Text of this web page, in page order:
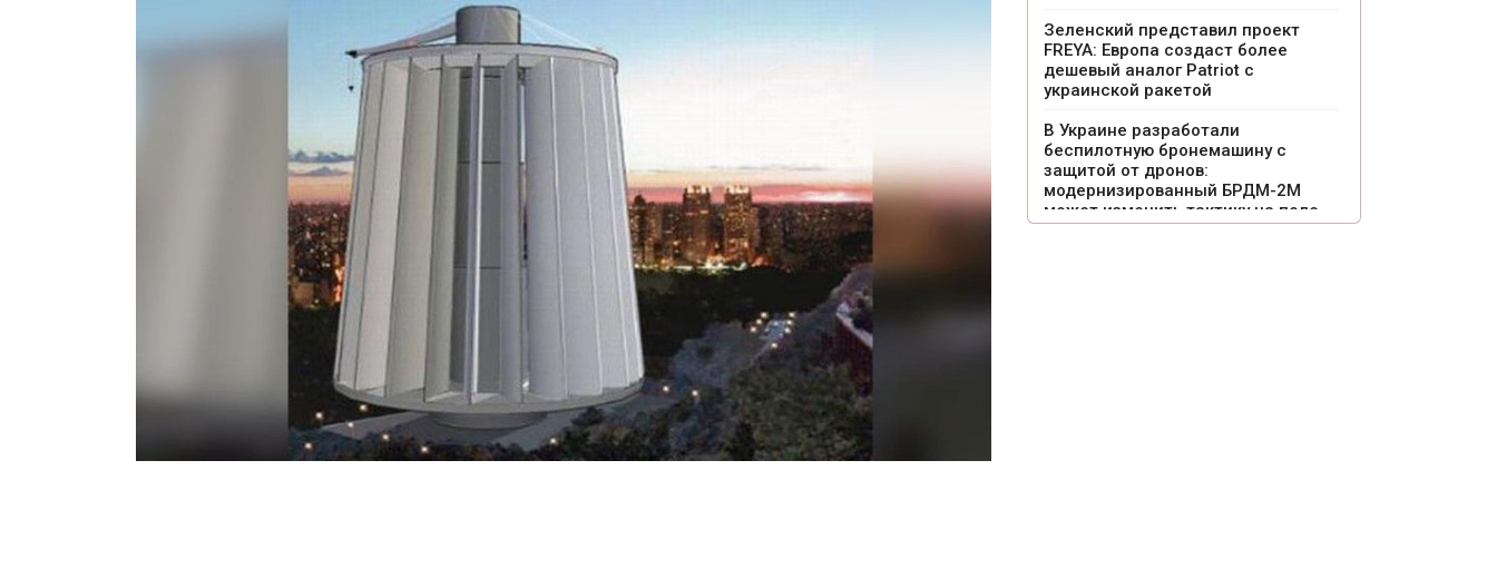
Зеленский представил проект
FREYA: Европа создаст более
дешевый аналог Patriot с
украинской ракетой
В Украине разработали
беспилотную бронемашину с
защитой от дронов:
модернизированный БРДМ-2М
может изменить тактику на поле
боя